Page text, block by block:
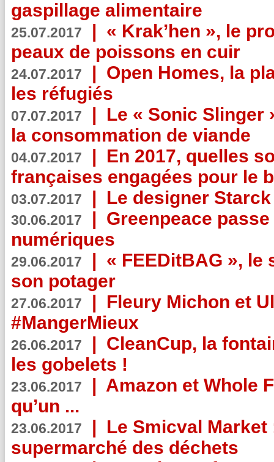
gaspillage alimentaire
25.07.2017 | « Krak’hen », le
peaux de poissons en cuir
24.07.2017 | Open Homes, la
les réfugiés
07.07.2017 | Le « Sonic Slinger
la consommation de viande
04.07.2017 | En 2017, quelles
françaises engagées pour le
03.07.2017 | Le designer
30.06.2017 | Greenpeace
numériques
29.06.2017 | « FEEDitBAG », le
son potager
27.06.2017 | Fleury Michon et
#MangerMieux
26.06.2017 | CleanCup, la
les gobelets !
23.06.2017 | Amazon et Whole
qu’un ...
23.06.2017 | Le Smicval
supermarché des déchets